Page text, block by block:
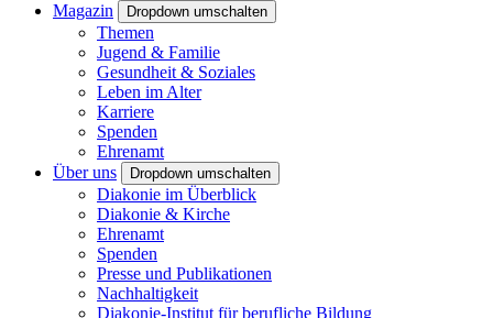
Magazin
Dropdown umschalten
Themen
Jugend & Familie
Gesundheit & Soziales
Leben im Alter
Karriere
Spenden
Ehrenamt
Über uns
Dropdown umschalten
Diakonie im Überblick
Diakonie & Kirche
Ehrenamt
Spenden
Presse und Publikationen
Nachhaltigkeit
Diakonie-Institut für berufliche Bildung